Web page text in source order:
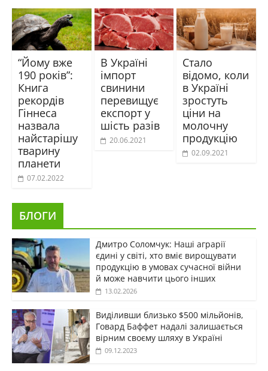
“Йому вже
190 років”:
Книга
рекордів
Гіннеса
назвала
найстарішу
тварину
планети
07.02.2022
В Україні
імпорт
свинини
перевищує
експорт у
шість разів
20.06.2021
Стало
відомо, коли
в Україні
зростуть
ціни на
молочну
продукцію
02.09.2021
БЛОГИ
Дмитро Соломчук: Наші аграрії
єдині у світі, хто вміє вирощувати
продукцію в умовах сучасної війни
й може навчити цього інших
13.02.2026
Виділивши близько $500 мільйонів,
Говард Баффет надалі залишається
вірним своєму шляху в Україні
09.12.2023